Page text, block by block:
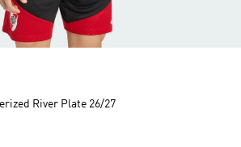
River Plate 26/27